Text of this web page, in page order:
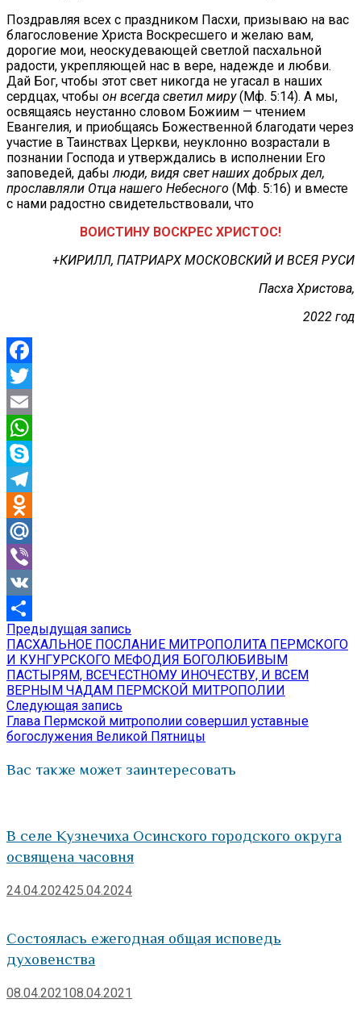
Поздравляя всех с праздником Пасхи, призываю на вас
благословение Христа Воскресшего и желаю вам,
дорогие мои, неоскудевающей светлой пасхальной
радости, укрепляющей нас в вере, надежде и любви.
Дай Бог, чтобы этот свет никогда не угасал в наших
сердцах, чтобы он всегда светил миру(Мф. 5:14). А мы,
освящаясь неустанно словом Божиим — чтением
Евангелия, и приобщаясь Божественной благодати через
участие в Таинствах Церкви, неуклонно возрастали в
познании Господа и утверждались в исполнении Его
заповедей, дабылюди, видя свет наших добрых дел,
прославляли Отца нашего Небесного (Мф. 5:16) и вместе
с нами радостно свидетельствовали, что
ВОИСТИНУ ВОСКРЕС ХРИСТОС!
+КИРИЛЛ, ПАТРИАРХ МОСКОВСКИЙ И ВСЕЯ РУСИ
Пасха Христова,
2022 год
Facebook
Twitter
Email
WhatsApp
Skype
Telegram
Odnoklassniki
Mail.Ru
Viber
VK
Отправить
Навигация
по
записям
Предыдущая запись
запись:
ПАСХАЛЬНОЕ ПОСЛАНИЕ МИТРОПОЛИТА ПЕРМСКОГО
И КУНГУРСКОГО МЕФОДИЯ БОГОЛЮБИВЫМ
ПАСТЫРЯМ, ВСЕЧЕСТНОМУ ИНОЧЕСТВУ, И ВСЕМ
ВЕРНЫМ ЧАДАМ ПЕРМСКОЙ МИТРОПОЛИИ
Следующая запись
запись:
Глава Пермской митрополии совершил уставные
богослужения Великой Пятницы
Вас также может заинтересовать
В селе Кузнечиха Осинского городского округа
освящена часовня
24.04.202425.04.2024
Состоялась ежегодная общая исповедь
духовенства
08.04.202108.04.2021